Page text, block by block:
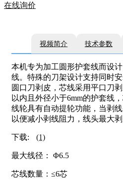
在线询价
视频简介 技术参数
本机专为加工圆形护套线而设
线。特殊的刀架设计支持同时
圆口刀剥皮，芯线采用平口刀
以内且外径小于6mm的护套线
线轮具有自动提轮功能，当剥
以便减小剥线阻力，线头最大剥
下载: (1)
最大线径： Φ6.5
芯线数量：≤6芯